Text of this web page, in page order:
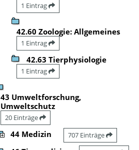
1 Eintrag
42.60 Zoologie: Allgemeines
1 Eintrag
42.63 Tierphysiologie
1 Eintrag
43 Umweltforschung,
Umweltschutz
20 Einträge
44 Medizin 707 Einträge